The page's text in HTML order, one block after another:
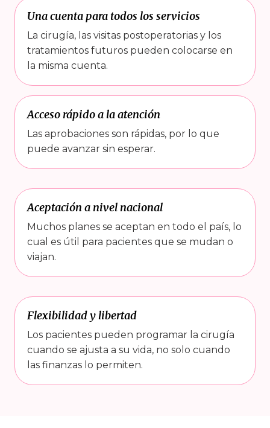
Una cuenta para todos los servicios
La cirugía, las visitas postoperatorias y los
tratamientos futuros pueden colocarse en
la misma cuenta.
Acceso rápido a la atención
Las aprobaciones son rápidas, por lo que
puede avanzar sin esperar.
Aceptación a nivel nacional
Muchos planes se aceptan en todo el país, lo
cual es útil para pacientes que se mudan o
viajan.
Flexibilidad y libertad
Los pacientes pueden programar la cirugía
cuando se ajusta a su vida, no solo cuando
las finanzas lo permiten.